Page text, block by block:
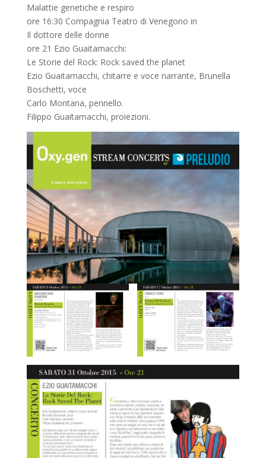
Malattie genetiche e respiro
ore 16:30 Compagnia Teatro di Venegono in
Il dottore delle donne
ore 21 Ezio Guaitamacchi:
Le Storie del Rock: Rock saved the planet
Ezio Guaitamacchi, chitarre e voce narrante, Brunella
Boschetti, voce
Carlo Montana, pennello.
Filippo Guaitamacchi, proiezioni.